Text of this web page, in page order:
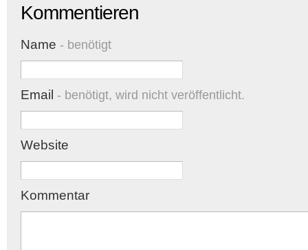
Kommentieren
Name - benötigt
Email - benötigt, wird nicht veröffentlicht.
Website
Kommentar